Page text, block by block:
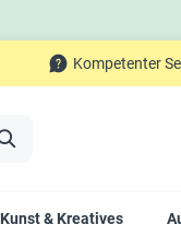
Kompetenter
Kunst & Kreatives